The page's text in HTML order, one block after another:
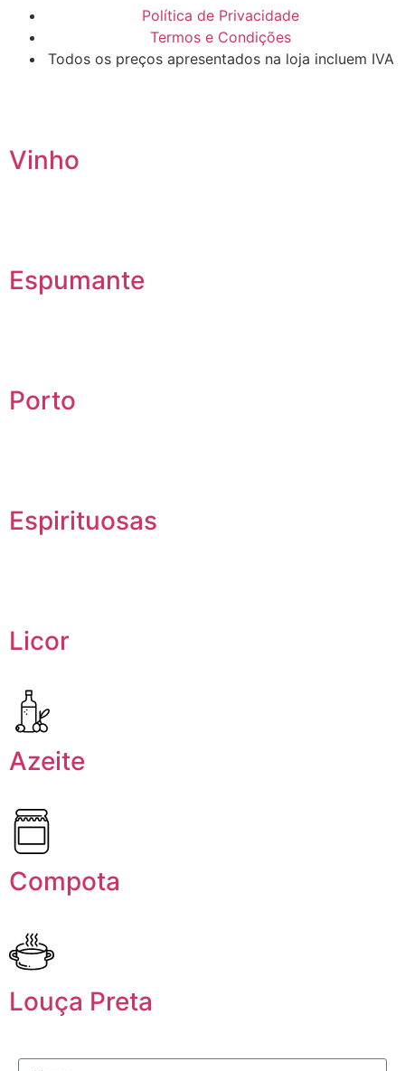
Política de Privacidade
Termos e Condições
Todos os preços apresentados na loja incluem IVA
Vinho
Espumante
Porto
Espirituosas
Licor
Azeite
Compota
Louça Preta